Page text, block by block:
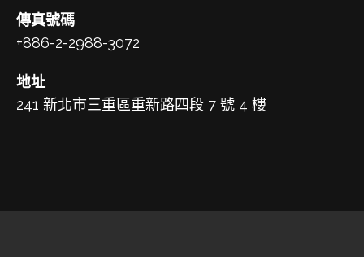
傳真號碼
+886-2-2988-3072
地址
241 新北市三重區重新路四段 7 號 4 樓